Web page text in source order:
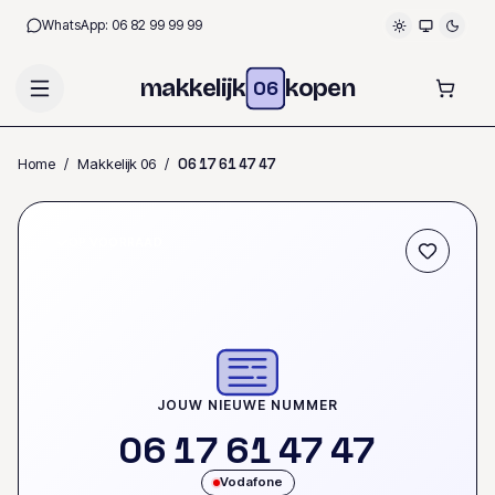
WhatsApp: 06 82 99 99 99
makkelijk 06 kopen
Home / Makkelijk 06 / 0617614747
JOUW NIEUWE NUMMER
06 17 614747
Vodafone